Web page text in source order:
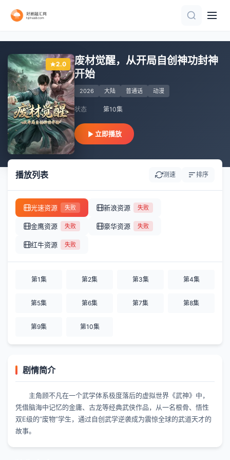
2.0
废材觉醒，从开局自创神功封神
开始
2026 大陆 普通话 动漫
状态 第10集
立即播放
播放列表 测速 排序
光速资源 失败 新浪资源 失败
金鹰资源 失败 豪华资源 失败
红牛资源 失败
第1集 第2集 第3集 第4集
第5集 第6集 第7集 第8集
第9集 第10集
剧情简介
主角顾不凡在一个武学体系极度落后的虚拟世界《武神》中，
凭借脑海中记忆的金庸、古龙等经典武侠作品，从一名根骨、悟性
双E级的“废物”学生，通过自创武学逆袭成为震惊全球的武道天才的
故事。
全集完结
连载中 连载到1集
已完结
第5集完结
第12集完结
更新至02集
HD中字
更新第01集
第8集
更新至02集